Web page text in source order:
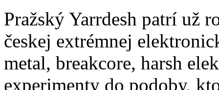
Pražský Yarrdesh patrí už
českej extrémnej
metal, breakcore, harsh
experimenty do podoby,